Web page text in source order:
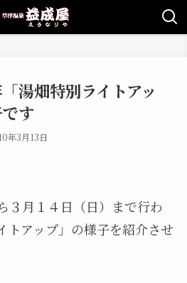
湯畑特別ライトアッ
す
年3月13日
３月１４日（日）まで行わ
トアップ」の様子を紹介させ